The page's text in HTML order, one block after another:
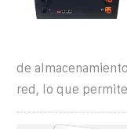
de
red, lo que